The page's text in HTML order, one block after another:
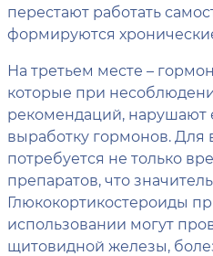
перестают работать
формируются
На третьем месте –
которые при
рекомендаций, нарушают
выработку гормонов. Для
потребуется не только
препаратов, что
Глюкокортикостероиды
использовании могут
щитовидной железы,